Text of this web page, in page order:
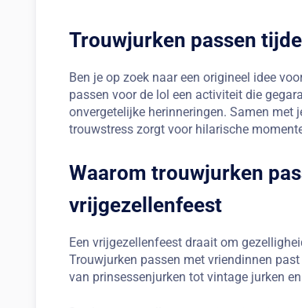
Trouwjurken passen
Ben je op zoek naar een origineel idee
passen voor de lol een activiteit die
onvergetelijke herinneringen. Samen met
trouwstress zorgt voor hilarische
Waarom trouwjurken
vrijgezellenfeest
Een vrijgezellenfeest draait om
Trouwjurken passen met vriendinnen
van prinsessenjurken tot vintage jurken